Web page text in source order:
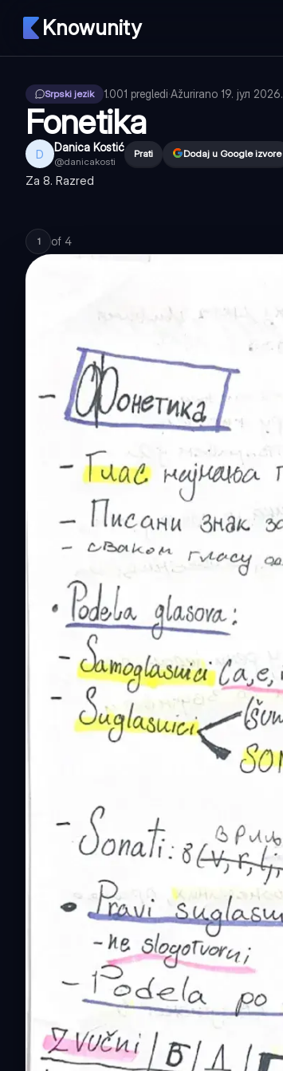
Knowunity
Srpski jezik 1.001 pregledi·Ažurirano 19. јул 2026.
Fonetika
D Danica Kostić
@danicakosti
Prati Dodaj u Google izvore
Za 8. Razred
1 of 4